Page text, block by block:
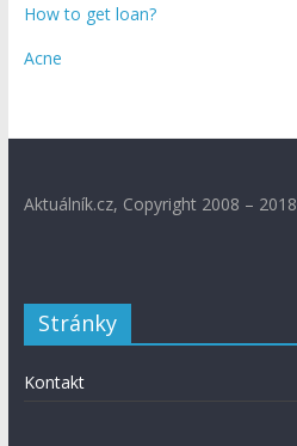
How to get loan?
Acne
Aktuálník.cz, Copyright 2008 – 2018
Stránky
Kontakt